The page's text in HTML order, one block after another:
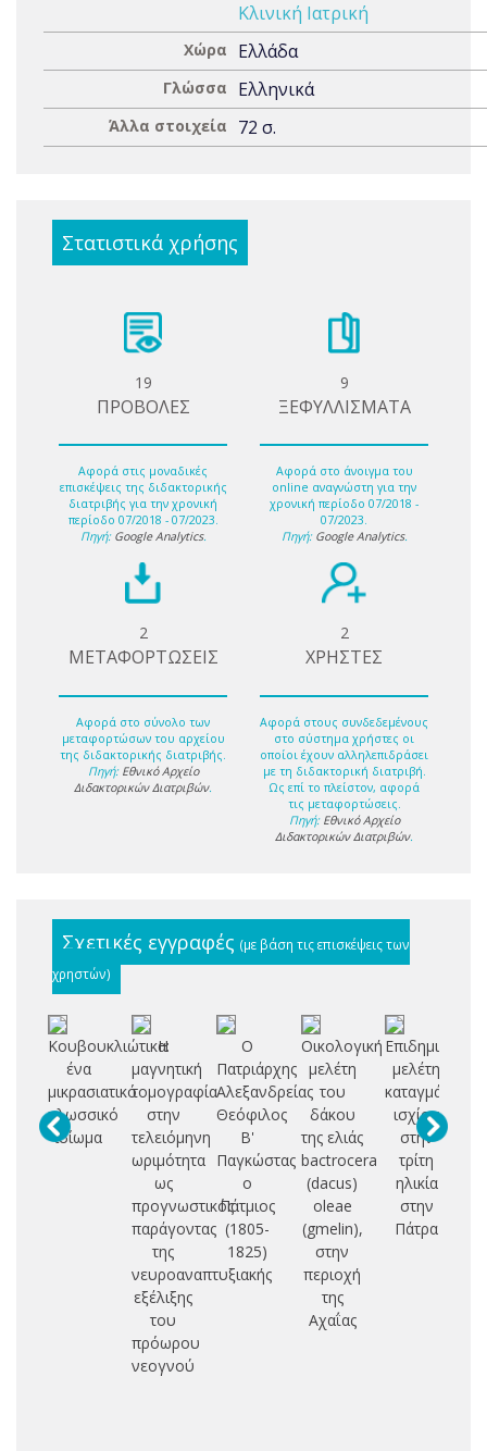
Κλινική Ιατρική
Χώρα Ελλάδα
Γλώσσα Ελληνικά
Άλλα στοιχεία 72 σ.
Στατιστικά χρήσης
19
ΠΡΟΒΟΛΕΣ
Αφορά στις μοναδικές
επισκέψεις της διδακτορικής
διατριβής για την χρονική
περίοδο 07/2018 - 07/2023.
Πηγή: Google Analytics.
9
ΞΕΦΥΛΛΙΣΜΑΤΑ
Αφορά στο άνοιγμα του
online αναγνώστη για την
χρονική περίοδο 07/2018 -
07/2023.
Πηγή: Google Analytics.
2
ΜΕΤΑΦΟΡΤΩΣΕΙΣ
Αφορά στο σύνολο των
μεταφορτώσων του αρχείου
της διδακτορικής διατριβής.
Πηγή: Εθνικό Αρχείο
Διδακτορικών Διατριβών.
2
ΧΡΗΣΤΕΣ
Αφορά στους συνδεδεμένους
στο σύστημα χρήστες οι
οποίοι έχουν αλληλεπιδράσει
με τη διδακτορική διατριβή.
Ως επί το πλείστον, αφορά
τις μεταφορτώσεις.
Πηγή: Εθνικό Αρχείο
Διδακτορικών Διατριβών.
Σχετικές εγγραφές (με βάση τις επισκέψεις των
χρηστών)
Κουβουκλιώτικα:
ένα
μικρασιατικό
γλωσσικό
ιδίωμα
Η
μαγνητική
τομογραφία
στην
τελειόμηνη
ωριμότητα
ως
προγνωστικός
παράγοντας
της
νευροαναπτυξιακής
εξέλιξης
του
πρόωρου
νεογνού
Ο
Πατριάρχης
Αλεξανδρείας
Θεόφιλος
Β'
Παγκώστας
ο
Πάτμιος
(1805-
1825)
Οικολογική
μελέτη
του
δάκου
της ελιάς
bactrocera
(dacus)
oleae
(gmelin),
στην
περιοχή
της
Αχαΐας
μελέτη
καταγμάτων
ισχίου
στην
τρίτη
ηλικία
στην
Πάτρα